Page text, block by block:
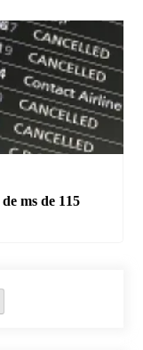
ms de 115